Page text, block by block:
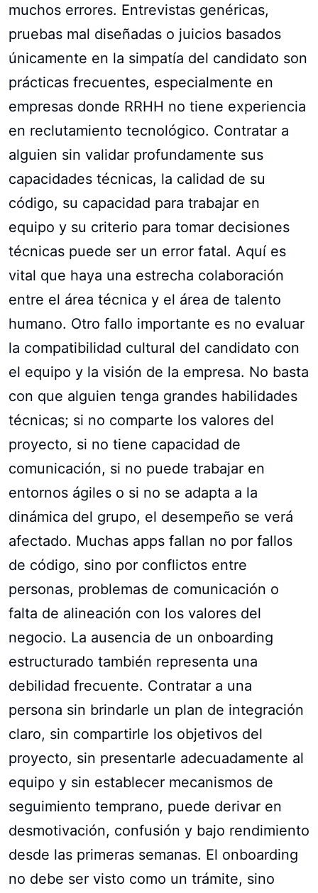
muchos errores. Entrevistas genéricas,
pruebas mal diseñadas o juicios basados
únicamente en la simpatía del candidato son
prácticas frecuentes, especialmente en
empresas donde RRHH no tiene experiencia
en reclutamiento tecnológico. Contratar a
alguien sin validar profundamente sus
capacidades técnicas, la calidad de su
código, su capacidad para trabajar en
equipo y su criterio para tomar decisiones
técnicas puede ser un error fatal. Aquí es
vital que haya una estrecha colaboración
entre el área técnica y el área de talento
humano. Otro fallo importante es no evaluar
la compatibilidad cultural del candidato con
el equipo y la visión de la empresa. No basta
con que alguien tenga grandes habilidades
técnicas; si no comparte los valores del
proyecto, si no tiene capacidad de
comunicación, si no puede trabajar en
entornos ágiles o si no se adapta a la
dinámica del grupo, el desempeño se verá
afectado. Muchas apps fallan no por fallos
de código, sino por conflictos entre
personas, problemas de comunicación o
falta de alineación con los valores del
negocio. La ausencia de un onboarding
estructurado también representa una
debilidad frecuente. Contratar a una
persona sin brindarle un plan de integración
claro, sin compartirle los objetivos del
proyecto, sin presentarle adecuadamente al
equipo y sin establecer mecanismos de
seguimiento temprano, puede derivar en
desmotivación, confusión y bajo rendimiento
desde las primeras semanas. El onboarding
no debe ser visto como un trámite, sino